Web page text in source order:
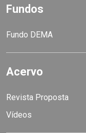
Fundos
Fundo DEMA
Acervo
Revista Proposta
Vídeos